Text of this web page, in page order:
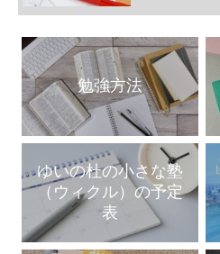
勉強方法
ゆいの杜の小さな塾
（ウィクル）の予定
表